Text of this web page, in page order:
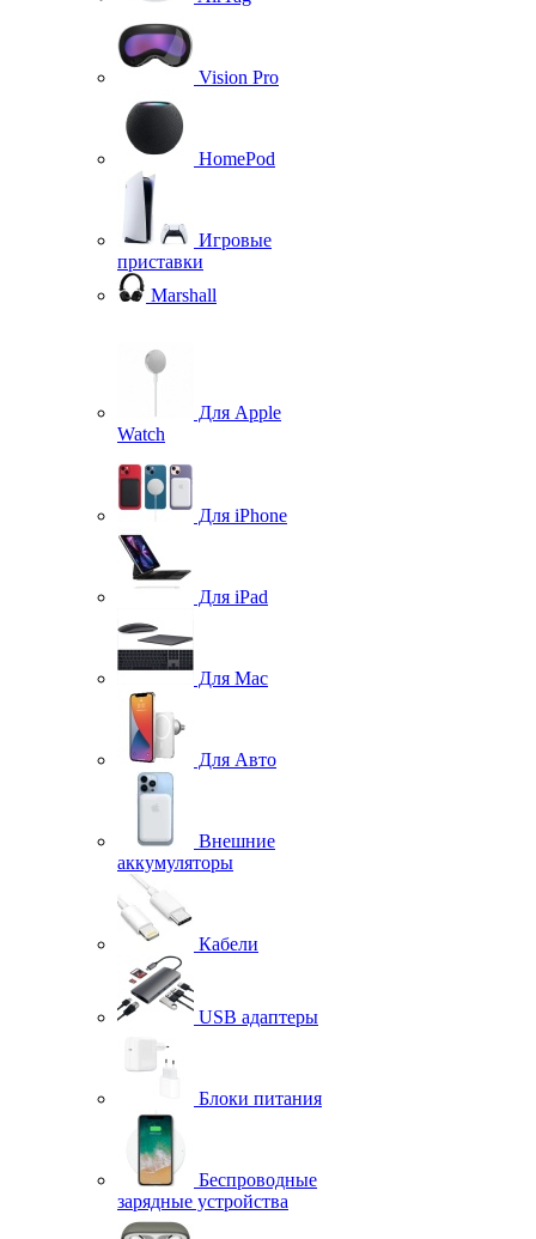
Vision Pro
HomePod
Игровые
приставки
Marshall
Для Apple
Watch
Для iPhone
Для iPad
Для Mac
Для Авто
Внешние
аккумуляторы
Кабели
USB адаптеры
Блоки питания
Беспроводные
зарядные устройства